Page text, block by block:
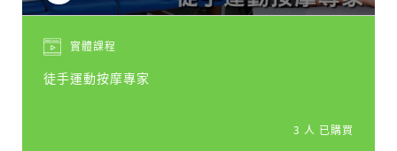
實體課程
徒手運動按摩專家
3 人 已購買